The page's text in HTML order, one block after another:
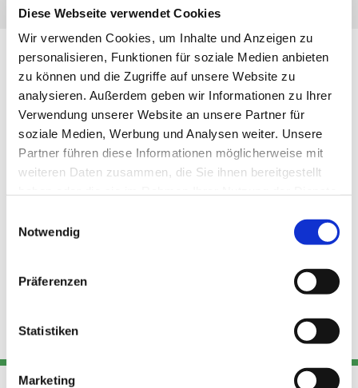
Diese Webseite verwendet Cookies
Wir verwenden Cookies, um Inhalte und Anzeigen zu
personalisieren, Funktionen für soziale Medien anbieten
zu können und die Zugriffe auf unsere Website zu
analysieren. Außerdem geben wir Informationen zu Ihrer
Verwendung unserer Website an unsere Partner für
soziale Medien, Werbung und Analysen weiter. Unsere
Partner führen diese Informationen möglicherweise mit
weiteren Daten zusammen, die Sie ihnen bereitgestellt
Notwendig
Präferenzen
Statistiken
Marketing